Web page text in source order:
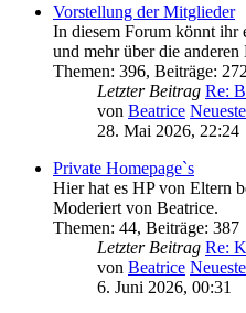
Vorstellung der Mitglieder
In diesem Forum könnt ihr
und mehr über die
Themen: 396, Beiträge:
Letzter Beitrag Re:
von Beatrice
28. Mai 2026, 22:24
Private Homepage`s
Hier hat es HP von Eltern
Moderiert von Beatrice.
Themen: 44, Beiträge: 387
Letzter Beitrag Re:
von Beatrice
6. Juni 2026, 00:31